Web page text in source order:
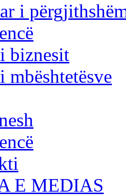
i
biznesit
E MEDIAS